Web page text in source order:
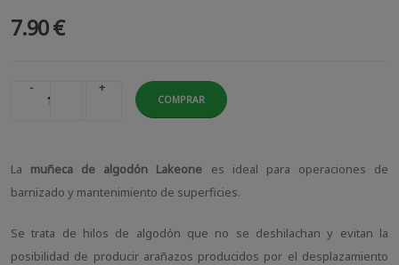
7.90 €
- +
COMPRAR
La muñeca de algodón Lakeone es ideal para operaciones de
barnizado y mantenimiento de superficies.
Se trata de hilos de algodón que no se deshilachan y evitan la
posibilidad de producir arañazos producidos por el desplazamiento